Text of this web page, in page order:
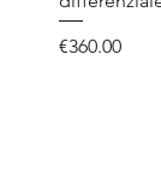
Price
€360.00